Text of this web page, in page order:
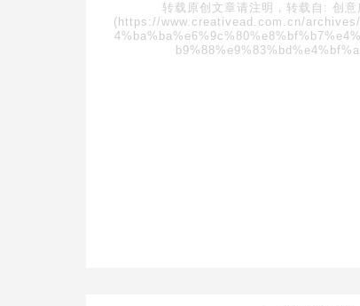
转载原创文章请注明，转载自: 创意
(https://www.creativead.com.cn/